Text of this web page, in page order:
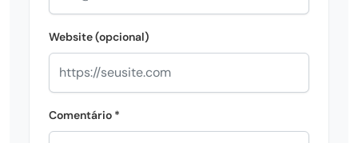
Website (opcional)
Comentário *